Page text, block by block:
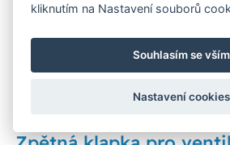
kliknutím na Nastavení souborů
Souhlasím se vším
Nastavení cookies